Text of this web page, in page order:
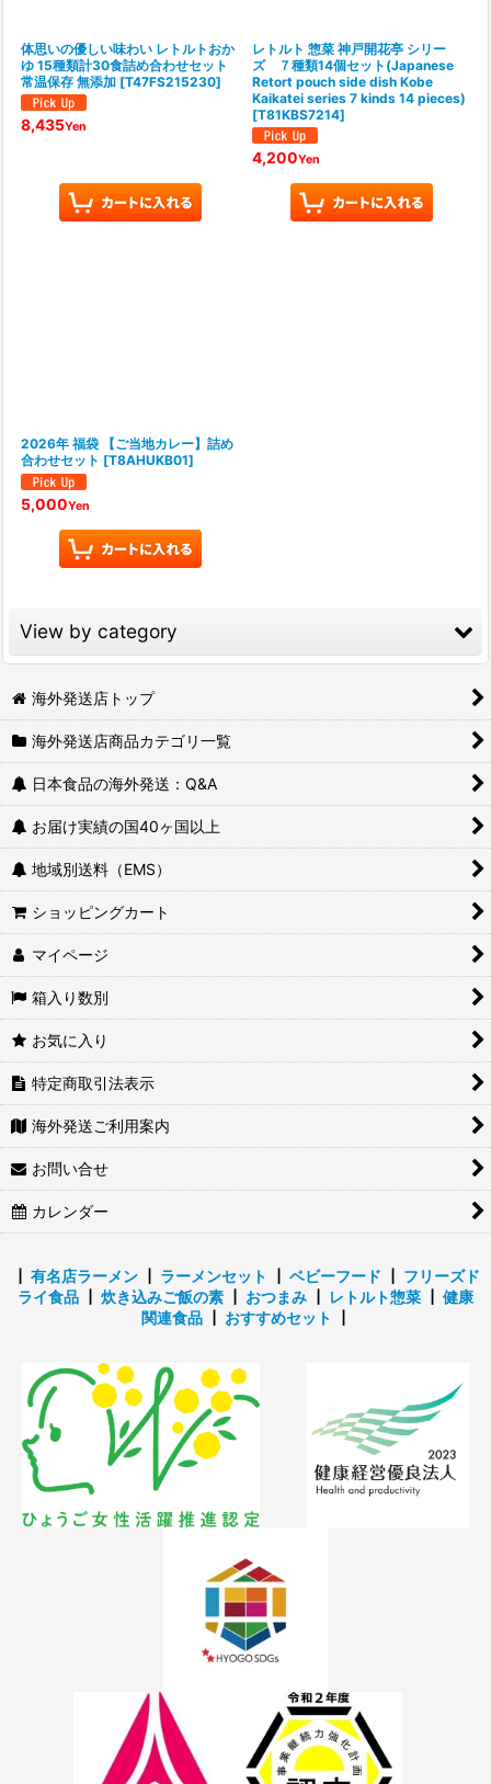
体思いの優しい味わい レトルトおか
ゆ 15種類計30食詰め合わせセット
常温保存 無添加 [T47FS215230]
8,435Yen
レトルト 惣菜 神戸開花亭 シリー
ズ ７種類14個セット(Japanese
Retort pouch side dish Kobe
Kaikatei series 7 kinds 14 pieces)
[T81KBS7214]
4,200Yen
2026年 福袋 【ご当地カレー】詰め
合わせセット [T8AHUKB01]
5,000Yen
View by category
レトルト食品 (全商品)
レトルトおかゆ・粥
レトルト惣菜・おかず
炊き込みごはん・混ぜごはんの素
レトルトカレー
レトルトパスタソース
レトルト介護食
海外発送店トップ
海外発送店商品カテゴリ一覧
日本食品の海外発送：Q&A
お届け実績の国40ヶ国以上
地域別送料（EMS）
ショッピングカート
マイページ
箱入り数別
お気に入り
特定商取引法表示
海外発送ご利用案内
お問い合せ
カレンダー
有名店ラーメン┃ ラーメンセット ベビーフード
フリーズド
ライ食品
炊き込みご飯の素 おつまみ レトルト惣菜
健康
関連食品┃ おすすめセット